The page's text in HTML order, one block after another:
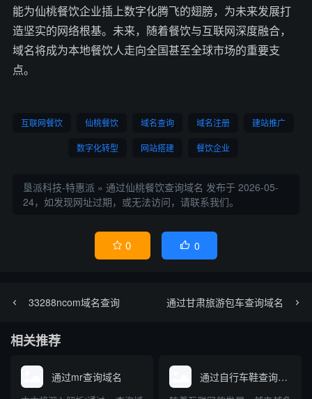
能为仙桃餐饮企业插上数字化腾飞的翅膀，为未来发展打
造坚实的网络根基。未来，随着餐饮与互联网深度融合，
域名将成为本地餐饮人走向全国甚至全球市场的重要支
点。
互联网餐饮 仙桃餐饮 域名查询 域名注册 建站推广
数字化转型 网站搭建 餐饮企业
垦派科技-特惠派 » 通过仙桃餐饮查询域名 发布于 2026-05-
24，如发现网址过期，或无法访问，请联系我们。
 0  0
33288ncom域名查询 通过甘肃旅游包车查询域名
相关推荐
通过mr查询域名 通过自行车鞋查询域名